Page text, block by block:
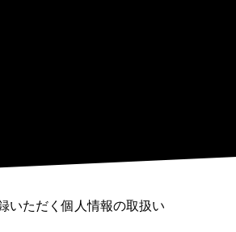
いただく個人情報の取扱い